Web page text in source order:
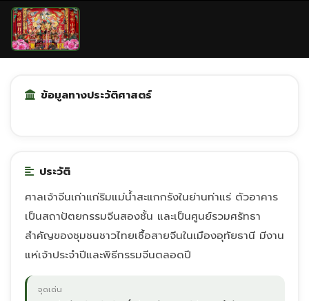
ข้อมูลทางประวัติศาสตร์
ประวัติ
ศาลเจ้าจีนเก่าแก่ริมแม่น้ำสะแกกรังในย่านท่าแร่ ตัวอาคาร
เป็นสถาปัตยกรรมจีนสองชั้น และเป็นศูนย์รวมศรัทธา
สำคัญของชุมชนชาวไทยเชื้อสายจีนในเมืองอุทัยธานี มีงาน
แห่เจ้าประจำปีและพิธีกรรมจีนตลอดปี
จุดเด่น